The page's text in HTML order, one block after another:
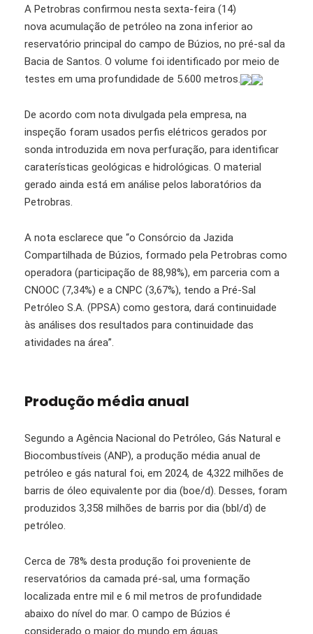
A Petrobras confirmou nesta sexta-feira (14)
nova acumulação de petróleo na zona inferior ao
reservatório principal do campo de Búzios, no pré-sal da
Bacia de Santos. O volume foi identificado por meio de
testes em uma profundidade de 5.600 metros.
De acordo com nota divulgada pela empresa, na
inspeção foram usados perfis elétricos gerados por
sonda introduzida em nova perfuração, para identificar
caraterísticas geológicas e hidrológicas. O material
gerado ainda está em análise pelos laboratórios da
Petrobras.
A nota esclarece que “o Consórcio da Jazida
Compartilhada de Búzios, formado pela Petrobras como
operadora (participação de 88,98%), em parceria com a
CNOOC (7,34%) e a CNPC (3,67%), tendo a Pré-Sal
Petróleo S.A. (PPSA) como gestora, dará continuidade
às análises dos resultados para continuidade das
atividades na área”.
Produção média anual
Segundo a Agência Nacional do Petróleo, Gás Natural e
Biocombustíveis (ANP), a produção média anual de
petróleo e gás natural foi, em 2024, de 4,322 milhões de
barris de óleo equivalente por dia (boe/d). Desses, foram
produzidos 3,358 milhões de barris por dia (bbl/d) de
petróleo.
Cerca de 78% desta produção foi proveniente de
reservatórios da camada pré-sal, uma formação
localizada entre mil e 6 mil metros de profundidade
abaixo do nível do mar. O campo de Búzios é
considerado o maior do mundo em águas